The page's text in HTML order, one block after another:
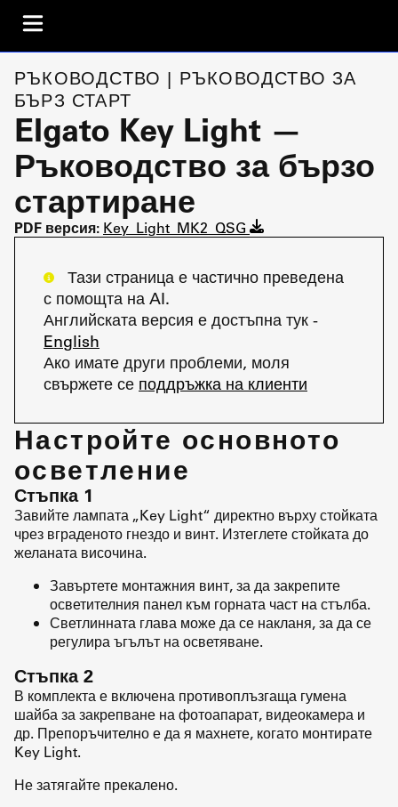
РЪКОВОДСТВО | РЪКОВОДСТВО ЗА
БЪРЗ СТАРТ
Elgato Key Light —
Ръководство за бързо
стартиране
PDF версия: Key_Light_MK2_QSG
Тази страница е частично преведена
с помощта на AI.
Английската версия е достъпна тук -
English
Ако имате други проблеми, моля
свържете се поддръжка на клиенти
Настройте основното
осветление
Стъпка 1
Завийте лампата „Key Light“ директно върху стойката
чрез вграденото гнездо и винт. Изтеглете стойката до
желаната височина.
Завъртете монтажния винт, за да закрепите
осветителния панел към горната част на стълба.
Светлинната глава може да се накланя, за да се
регулира ъгълът на осветяване.
Стъпка 2
В комплекта е включена противоплъзгаща гумена
шайба за закрепване на фотоапарат, видеокамера и
др. Препоръчително е да я махнете, когато монтирате
Key Light.
Не затягайте прекалено.